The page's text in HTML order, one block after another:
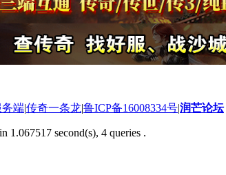
端|传奇一条龙|鲁ICP备16008334号|润芒论坛
1.067517 second(s), 4 queries .